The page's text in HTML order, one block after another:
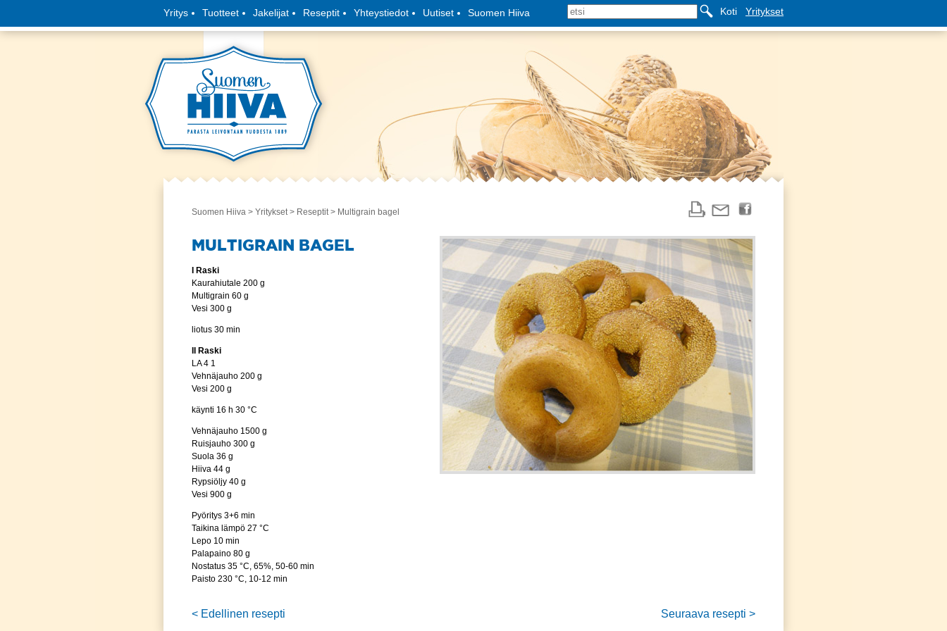
Yritys Tuotteet Jakelijat Reseptit Yhteystiedot Uutiset Suomen Hiiva Koti Yritykset
Suomen Hiiva > Yritykset> Reseptit> Multigrain bagel
MULTIGRAIN BAGEL
I Raski
Kaurahiutale 200 g
Multigrain 60 g
Vesi 300 g
liotus 30 min
II Raski
LA 4 1
Vehnäjauho 200 g
Vesi 200 g
käynti 16 h 30 °C
Vehnäjauho 1500 g
Ruisjauho 300 g
Suola 36 g
Hiiva 44 g
Rypsiöljy 40 g
Vesi 900 g
Pyöritys 3+6 min
Taikina lämpö 27 °C
Lepo 10 min
Palapaino 80 g
Nostatus 35 °C, 65%, 50-60 min
Paisto 230 °C, 10-12 min
< Edellinen resepti Seuraava resepti >